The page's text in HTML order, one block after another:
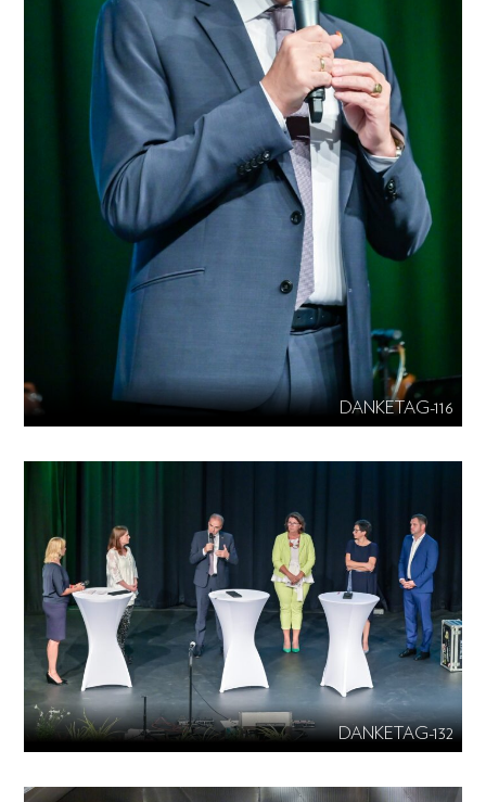
DANKETAG-116
DANKETAG-132